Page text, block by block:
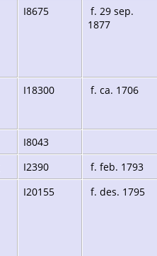
I8675
f. 29 sep.
1877
I18300 f. ca. 1706
I8043
I2390
f. feb. 1793
I20155 f. des. 1795